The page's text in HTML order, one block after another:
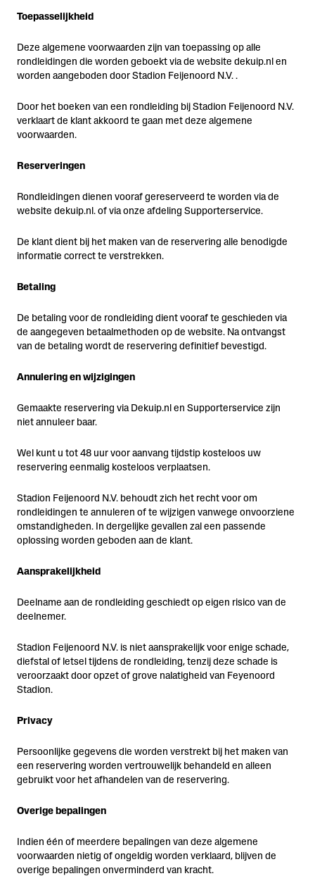
Toepasselijkheid
Deze algemene voorwaarden zijn van toepassing op alle
rondleidingen die worden geboekt via de website dekuip.nl en
worden aangeboden door Stadion Feijenoord N.V. .
Door het boeken van een rondleiding bij Stadion Feijenoord N.V.
verklaart de klant akkoord te gaan met deze algemene
voorwaarden.
Reserveringen
Rondleidingen dienen vooraf gereserveerd te worden via de
website dekuip.nl. of via onze afdeling Supporterservice.
De klant dient bij het maken van de reservering alle benodigde
informatie correct te verstrekken.
Betaling
De betaling voor de rondleiding dient vooraf te geschieden via
de aangegeven betaalmethoden op de website. Na ontvangst
van de betaling wordt de reservering definitief bevestigd.
Annulering en wijzigingen
Gemaakte reservering via Dekuip.nl en Supporterservice zijn
niet annuleer baar.
Wel kunt u tot 48 uur voor aanvang tijdstip kosteloos uw
reservering eenmalig kosteloos verplaatsen.
Stadion Feijenoord N.V. behoudt zich het recht voor om
rondleidingen te annuleren of te wijzigen vanwege onvoorziene
omstandigheden. In dergelijke gevallen zal een passende
oplossing worden geboden aan de klant.
Aansprakelijkheid
Deelname aan de rondleiding geschiedt op eigen risico van de
deelnemer.
Stadion Feijenoord N.V. is niet aansprakelijk voor enige schade,
diefstal of letsel tijdens de rondleiding, tenzij deze schade is
veroorzaakt door opzet of grove nalatigheid van Feyenoord
Stadion.
Privacy
Persoonlijke gegevens die worden verstrekt bij het maken van
een reservering worden vertrouwelijk behandeld en alleen
gebruikt voor het afhandelen van de reservering.
Overige bepalingen
Indien één of meerdere bepalingen van deze algemene
voorwaarden nietig of ongeldig worden verklaard, blijven de
overige bepalingen onverminderd van kracht.